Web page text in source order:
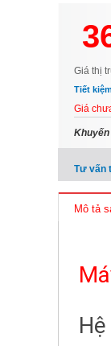
Giá thị
Tiết
Giá
Tư vấn
Mô tả